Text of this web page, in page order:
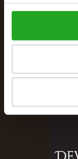
SCHRIJF
And